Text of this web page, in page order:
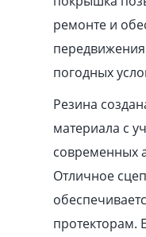
ремонте и
погодных
Резина
материала с
современных
Отличное
протекторам.